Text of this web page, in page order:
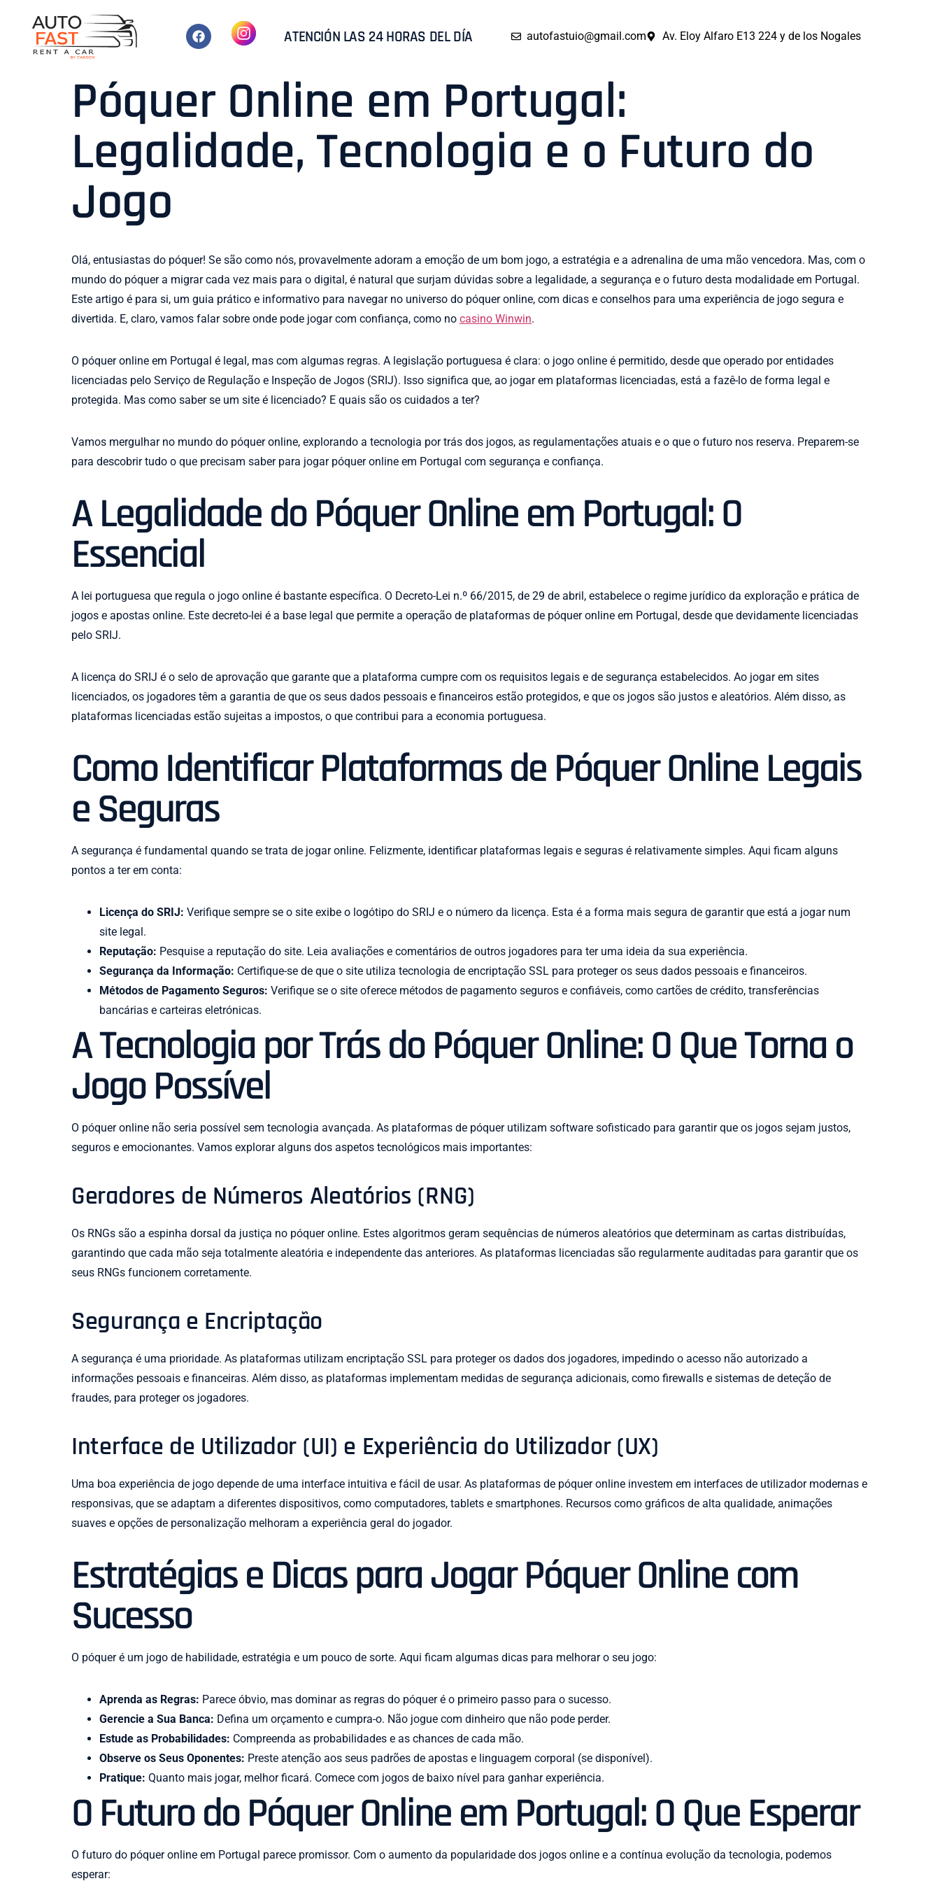
ATENCIÓN LAS 24 HORAS DEL DÍA autofastuio@gmail.com Av. Eloy Alfaro E13 224 y de los Nogales
Póquer Online em Portugal:
Legalidade, Tecnologia e o Futuro do
Jogo
Olá, entusiastas do póquer! Se são como nós, provavelmente adoram a emoção de um bom jogo, a estratégia e a adrenalina de uma mão vencedora. Mas, com o
mundo do póquer a migrar cada vez mais para o digital, é natural que surjam dúvidas sobre a legalidade, a segurança e o futuro desta modalidade em Portugal.
Este artigo é para si, um guia prático e informativo para navegar no universo do póquer online, com dicas e conselhos para uma experiência de jogo segura e
divertida. E, claro, vamos falar sobre onde pode jogar com confiança, como no casino Winwin.
O póquer online em Portugal é legal, mas com algumas regras. A legislação portuguesa é clara: o jogo online é permitido, desde que operado por entidades
licenciadas pelo Serviço de Regulação e Inspeção de Jogos (SRIJ). Isso significa que, ao jogar em plataformas licenciadas, está a fazê-lo de forma legal e
protegida. Mas como saber se um site é licenciado? E quais são os cuidados a ter?
Vamos mergulhar no mundo do póquer online, explorando a tecnologia por trás dos jogos, as regulamentações atuais e o que o futuro nos reserva. Preparem-se
para descobrir tudo o que precisam saber para jogar póquer online em Portugal com segurança e confiança.
A Legalidade do Póquer Online em Portugal: O
Essencial
A lei portuguesa que regula o jogo online é bastante específica. O Decreto-Lei n.º 66/2015, de 29 de abril, estabelece o regime jurídico da exploração e prática de
jogos e apostas online. Este decreto-lei é a base legal que permite a operação de plataformas de póquer online em Portugal, desde que devidamente licenciadas
pelo SRIJ.
A licença do SRIJ é o selo de aprovação que garante que a plataforma cumpre com os requisitos legais e de segurança estabelecidos. Ao jogar em sites
licenciados, os jogadores têm a garantia de que os seus dados pessoais e financeiros estão protegidos, e que os jogos são justos e aleatórios. Além disso, as
plataformas licenciadas estão sujeitas a impostos, o que contribui para a economia portuguesa.
Como Identificar Plataformas de Póquer Online Legais
e Seguras
A segurança é fundamental quando se trata de jogar online. Felizmente, identificar plataformas legais e seguras é relativamente simples. Aqui ficam alguns
pontos a ter em conta:
Licença do SRIJ: Verifique sempre se o site exibe o logótipo do SRIJ e o número da licença. Esta é a forma mais segura de garantir que está a jogar num
site legal.
Reputação: Pesquise a reputação do site. Leia avaliações e comentários de outros jogadores para ter uma ideia da sua experiência.
Segurança da Informação: Certifique-se de que o site utiliza tecnologia de encriptação SSL para proteger os seus dados pessoais e financeiros.
Métodos de Pagamento Seguros: Verifique se o site oferece métodos de pagamento seguros e confiáveis, como cartões de crédito, transferências
bancárias e carteiras eletrónicas.
A Tecnologia por Trás do Póquer Online: O Que Torna o
Jogo Possível
O póquer online não seria possível sem tecnologia avançada. As plataformas de póquer utilizam software sofisticado para garantir que os jogos sejam justos,
seguros e emocionantes. Vamos explorar alguns dos aspetos tecnológicos mais importantes:
Geradores de Números Aleatórios (RNG)
Os RNGs são a espinha dorsal da justiça no póquer online. Estes algoritmos geram sequências de números aleatórios que determinam as cartas distribuídas,
garantindo que cada mão seja totalmente aleatória e independente das anteriores. As plataformas licenciadas são regularmente auditadas para garantir que os
seus RNGs funcionem corretamente.
Segurança e Encriptação
A segurança é uma prioridade. As plataformas utilizam encriptação SSL para proteger os dados dos jogadores, impedindo o acesso não autorizado a
informações pessoais e financeiras. Além disso, as plataformas implementam medidas de segurança adicionais, como firewalls e sistemas de deteção de
fraudes, para proteger os jogadores.
Interface de Utilizador (UI) e Experiência do Utilizador (UX)
Uma boa experiência de jogo depende de uma interface intuitiva e fácil de usar. As plataformas de póquer online investem em interfaces de utilizador modernas e
responsivas, que se adaptam a diferentes dispositivos, como computadores, tablets e smartphones. Recursos como gráficos de alta qualidade, animações
suaves e opções de personalização melhoram a experiência geral do jogador.
Estratégias e Dicas para Jogar Póquer Online com
Sucesso
O póquer é um jogo de habilidade, estratégia e um pouco de sorte. Aqui ficam algumas dicas para melhorar o seu jogo:
Aprenda as Regras: Parece óbvio, mas dominar as regras do póquer é o primeiro passo para o sucesso.
Gerencie a Sua Banca: Defina um orçamento e cumpra-o. Não jogue com dinheiro que não pode perder.
Estude as Probabilidades: Compreenda as probabilidades e as chances de cada mão.
Observe os Seus Oponentes: Preste atenção aos seus padrões de apostas e linguagem corporal (se disponível).
Pratique: Quanto mais jogar, melhor ficará. Comece com jogos de baixo nível para ganhar experiência.
O Futuro do Póquer Online em Portugal: O Que Esperar
O futuro do póquer online em Portugal parece promissor. Com o aumento da popularidade dos jogos online e a contínua evolução da tecnologia, podemos
esperar: